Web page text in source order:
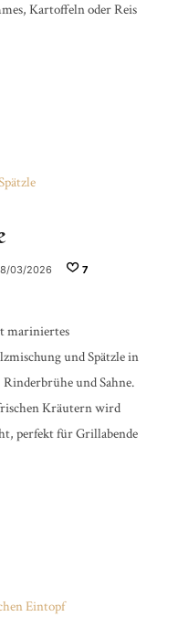
Kartoffeln oder Reis
03/2026
7
mariniertes
und Spätzle in
und Sahne.
Kräutern wird
perfekt für Grillabende